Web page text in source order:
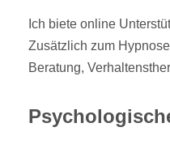
Ich biete online
Zusätzlich zum
Beratung,